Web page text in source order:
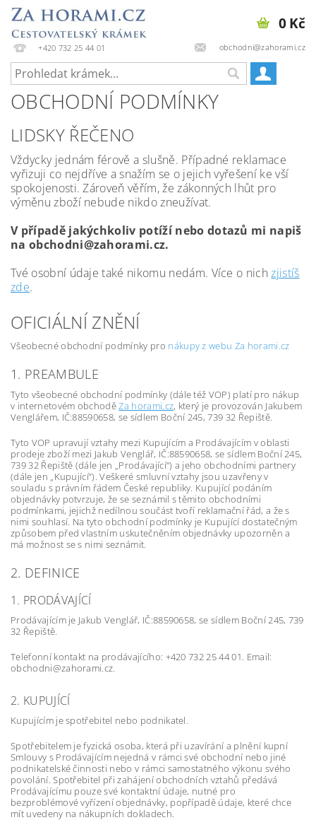
+420 732 25 44 01 obchodni@zahorami.cz
0 Kč
OBCHODNÍ PODMÍNKY
LIDSKY ŘEČENO
Vždycky jednám férově a slušně. Případné reklamace
vyřizuji co nejdříve a snažím se o jejich vyřešení ke vší
spokojenosti. Zároveň věřím, že zákonných lhůt pro
výměnu zboží nebude nikdo zneužívat.
V případě jakýchkoliv potíží nebo dotazů mi napiš
na obchodni@zahorami.cz.
Tvé osobní údaje také nikomu nedám. Více o nichzjistíš
zde.
OFICIÁLNÍ ZNĚNÍ
Všeobecné obchodní podmínky pro nákupy z webu Za horami.cz
1. PREAMBULE
Tyto všeobecné obchodní podmínky (dále též VOP) platí pro nákup
v internetovém obchoděZa horami.cz, který je provozován Jakubem
Venglářem, IČ:88590658, se sídlem Boční 245, 739 32 Řepiště.
Tyto VOP upravují vztahy mezi Kupujícím a Prodávajícím v oblasti
prodeje zboží mezi Jakub Venglář, IČ:88590658, se sídlem Boční 245,
739 32 Řepiště (dále jen „Prodávající“) a jeho obchodními partnery
(dále jen „Kupující“). Veškeré smluvní vztahy jsou uzavřeny v
souladu s právním řádem České republiky. Kupující podáním
objednávky potvrzuje, že se seznámil s těmito obchodními
podmínkami, jejichž nedílnou součást tvoří reklamační řád, a že s
nimi souhlasí. Na tyto obchodní podmínky je Kupující dostatečným
způsobem před vlastním uskutečněním objednávky upozorněn a
má možnost se s nimi seznámit.
2. DEFINICE
1. PRODÁVAJÍCÍ
Prodávajícím je Jakub Venglář, IČ:88590658, se sídlem Boční 245, 739
32 Řepiště.
Telefonní kontakt na prodávajícího: +420 732 25 44 01. Email:
obchodni@zahorami.cz.
2. KUPUJÍCÍ
Kupujícím je spotřebitel nebo podnikatel.
Spotřebitelem je fyzická osoba, která při uzavírání a plnění kupní
Smlouvy s Prodávajícím nejedná v rámci své obchodní nebo jiné
podnikatelské činnosti nebo v rámci samostatného výkonu svého
povolání. Spotřebitel při zahájení obchodních vztahů předává
Prodávajícímu pouze své kontaktní údaje, nutné pro
bezproblémové vyřízení objednávky, popřípadě údaje, které chce
mít uvedeny na nákupních dokladech.